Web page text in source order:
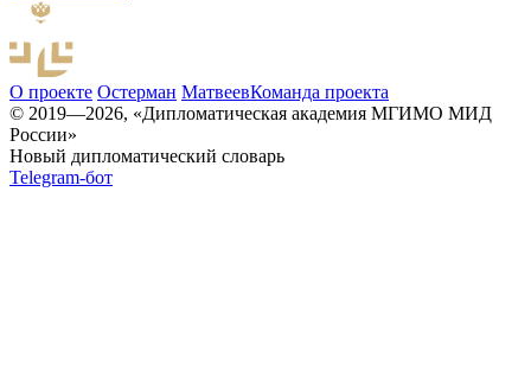
О проекте Остерман МатвеевКоманда проекта
© 2019—2026, «Дипломатическая академия МГИМО МИД
России»
Новый дипломатический словарь
Telegram-бот